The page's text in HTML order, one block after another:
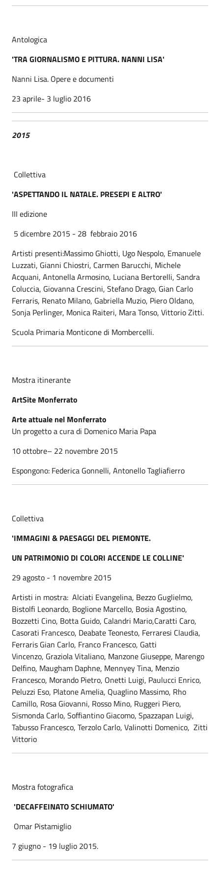
Antologica
'TRA GIORNALISMO E PITTURA. NANNI LISA'
Nanni Lisa. Opere e documenti
23 aprile- 3 luglio 2016
2015
Collettiva
'ASPETTANDO IL NATALE. PRESEPI E ALTRO'
III edizione
5 dicembre 2015 - 28 febbraio 2016
Artisti presenti:Massimo Ghiotti, Ugo Nespolo, Emanuele
Luzzati, Gianni Chiostri, Carmen Barucchi, Michele
Acquani, Antonella Armosino, Luciana Bertorelli, Sandra
Coluccia, Giovanna Crescini, Stefano Drago, Gian Carlo
Ferraris, Renato Milano, Gabriella Muzio, Piero Oldano,
Sonja Perlinger, Monica Raiteri, Mara Tonso, Vittorio Zitti.
Scuola Primaria Monticone di Mombercelli.
Mostra itinerante
ArtSite Monferrato
Arte attuale nel Monferrato
Un progetto a cura di Domenico Maria Papa
10 ottobre– 22 novembre 2015
Espongono: Federica Gonnelli, Antonello Tagliafierro
Collettiva
'IMMAGINI & PAESAGGI DEL PIEMONTE.
UN PATRIMONIO DI COLORI ACCENDE LE COLLINE'
29 agosto - 1 novembre 2015
Artisti in mostra: Alciati Evangelina, Bezzo Guglielmo,
Bistolfi Leonardo, Boglione Marcello, Bosia Agostino,
Bozzetti Cino, Botta Guido, Calandri Mario,Caratti Caro,
Casorati Francesco, Deabate Teonesto, Ferraresi Claudia,
Ferraris Gian Carlo, Franco Francesco, Gatti
Vincenzo, Graziola Vitaliano, Manzone Giuseppe, Marengo
Delfino, Maugham Daphne, Mennyey Tina, Menzio
Francesco, Morando Pietro, Onetti Luigi, Paulucci Enrico,
Peluzzi Eso, Platone Amelia, Quaglino Massimo, Rho
Camillo, Rosa Giovanni, Rosso Mino, Ruggeri Piero,
Sismonda Carlo, Soffiantino Giacomo, Spazzapan Luigi,
Tabusso Francesco, Terzolo Carlo, Valinotti Domenico, Zitti
Vittorio
Mostra fotografica
'DECAFFEINATO SCHIUMATO'
Omar Pistamiglio
7 giugno - 19 luglio 2015.